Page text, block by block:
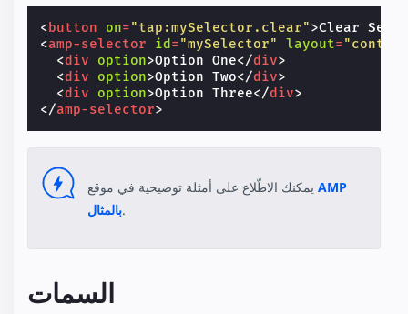
<button on="tap:mySelector.clear">Clear
<amp-selector id ="mySelector" layout=
<div option>Option One</div>
<div option>Option Two</div>
<div option>Option Three</div>
</amp-selector>
AMP
بالمثال.
السمات